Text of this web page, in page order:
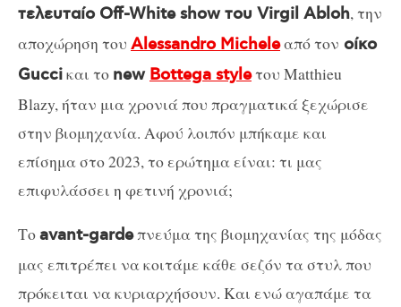
τελευταίο Off-White show του Virgil Abloh, την
αποχώρηση του Alessandro Micheleαπό τον οίκο
Gucciκαι τo new Bottega styleτου Matthieu
Blazy, ήταν μια χρονιά που πραγματικά ξεχώρισε
στην βιομηχανία. Αφού λοιπόν μπήκαμε και
επίσημα στο 2023, το ερώτημα είναι: τι μας
επιφυλάσσει η φετινή χρονιά;
Τοavant-gardeπνεύμα της βιομηχανίας της μόδας
μας επιτρέπει να κοιτάμε κάθε σεζόν τα στυλ που
πρόκειται να κυριαρχήσουν. Και ενώ αγαπάμε τα